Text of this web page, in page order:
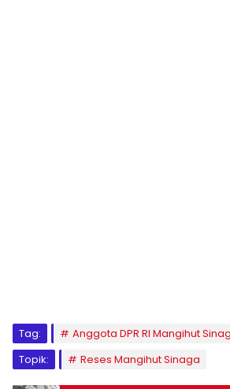
Tag: Anggota DPR RI Mangihut
Topik:
Reses Mangihut Sinaga